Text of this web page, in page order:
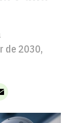
de 2030,
Email